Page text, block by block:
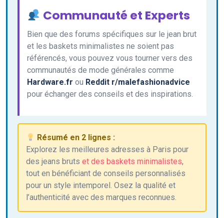
Communauté et Experts
Bien que des forums spécifiques sur le jean brut
et les baskets minimalistes ne soient pas
référencés, vous pouvez vous tourner vers des
communautés de mode générales comme
Hardware.fr ou Reddit r/malefashionadvice
pour échanger des conseils et des inspirations.
Résumé en 2 lignes :
Explorez les meilleures adresses à Paris pour
des jeans bruts et des baskets minimalistes,
tout en bénéficiant de conseils personnalisés
pour un style intemporel. Osez la qualité et
l’authenticité avec des marques reconnues.